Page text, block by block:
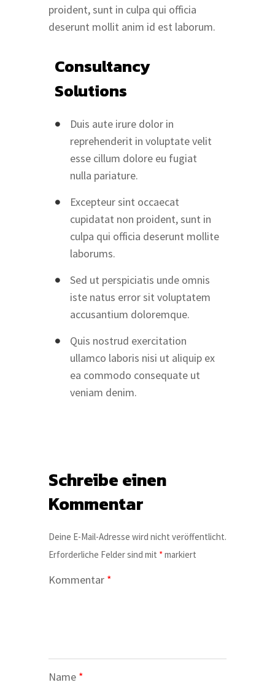
proident, sunt in culpa qui officia
deserunt mollit anim id est laborum.
Consultancy
Solutions
Duis aute irure dolor in
reprehenderit in voluptate velit
esse cillum dolore eu fugiat
nulla pariature.
Excepteur sint occaecat
cupidatat non proident, sunt in
culpa qui officia deserunt mollite
laborums.
Sed ut perspiciatis unde omnis
iste natus error sit voluptatem
accusantium doloremque.
Quis nostrud exercitation
ullamco laboris nisi ut aliquip ex
ea commodo consequate ut
veniam denim.
Schreibe einen
Kommentar
Deine E-Mail-Adresse wird nicht veröffentlicht.
Erforderliche Felder sind mit *markiert
Kommentar *
Name *